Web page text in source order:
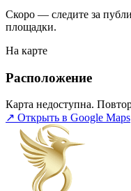
Скоро — следите за
площадки.
На карте
Расположение
Карта недоступна.
↗ Открыть в Google Maps